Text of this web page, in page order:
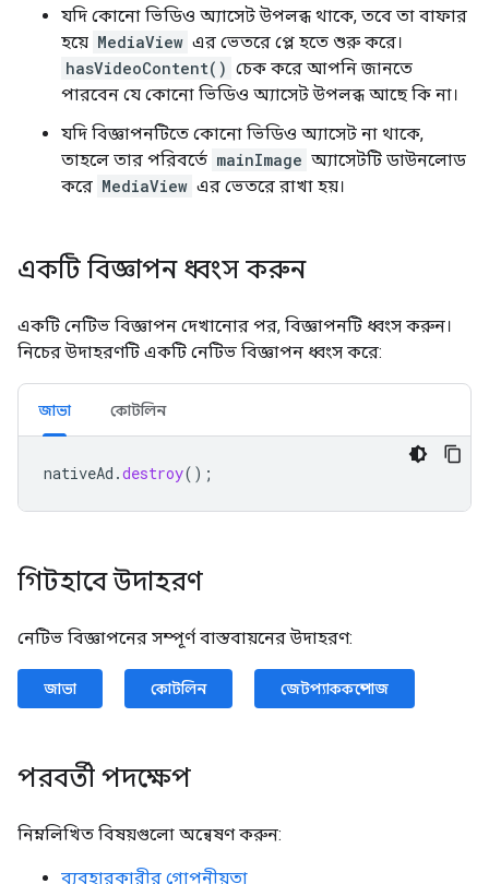
যদি কোনো ভিডিও অ্যাসেট উপলব্ধ থাকে, তবে তা বাফার
হয়ে MediaView এর ভেতরে প্লে হতে শুরু করে।
hasVideoContent() চেক করে আপনি জানতে
পারবেন যে কোনো ভিডিও অ্যাসেট উপলব্ধ আছে কি না।
যদি বিজ্ঞাপনটিতে কোনো ভিডিও অ্যাসেট না থাকে,
তাহলে তার পরিবর্তে mainImage অ্যাসেটটি ডাউনলোড
করে MediaView এর ভেতরে রাখা হয়।
একটি বিজ্ঞাপন ধ্বংস করুন
একটি নেটিভ বিজ্ঞাপন দেখানোর পর, বিজ্ঞাপনটি ধ্বংস করুন।
নিচের উদাহরণটি একটি নেটিভ বিজ্ঞাপন ধ্বংস করে:
জাভা কোটলিন
nativeAd .destroy();
গিটহাবে উদাহরণ
নেটিভ বিজ্ঞাপনের সম্পূর্ণ বাস্তবায়নের উদাহরণ:
জাভা কোটলিন জেটপ্যাককম্পোজ
পরবর্তী পদক্ষেপ
নিম্নলিখিত বিষয়গুলো অন্বেষণ করুন:
ব্যবহারকারীর গোপনীয়তা